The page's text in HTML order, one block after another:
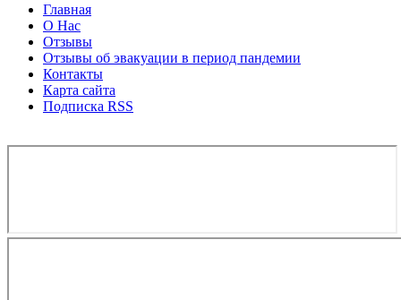
Главная
О Нас
Отзывы
Отзывы об эвакуации в период пандемии
Контакты
Карта сайта
Подписка RSS